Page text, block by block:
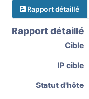
Rapport détaillé
Rapport détaillé
Cible
IP cible
Statut d'hôte